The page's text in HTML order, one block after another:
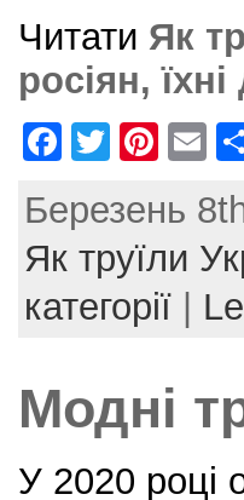
Читати Як
росіян,
F
c
e
b
k
T
itt
er
Pi
er
e
st
E
ai
l
Березень
Як труїли
категорії
Модні
У 2020 році